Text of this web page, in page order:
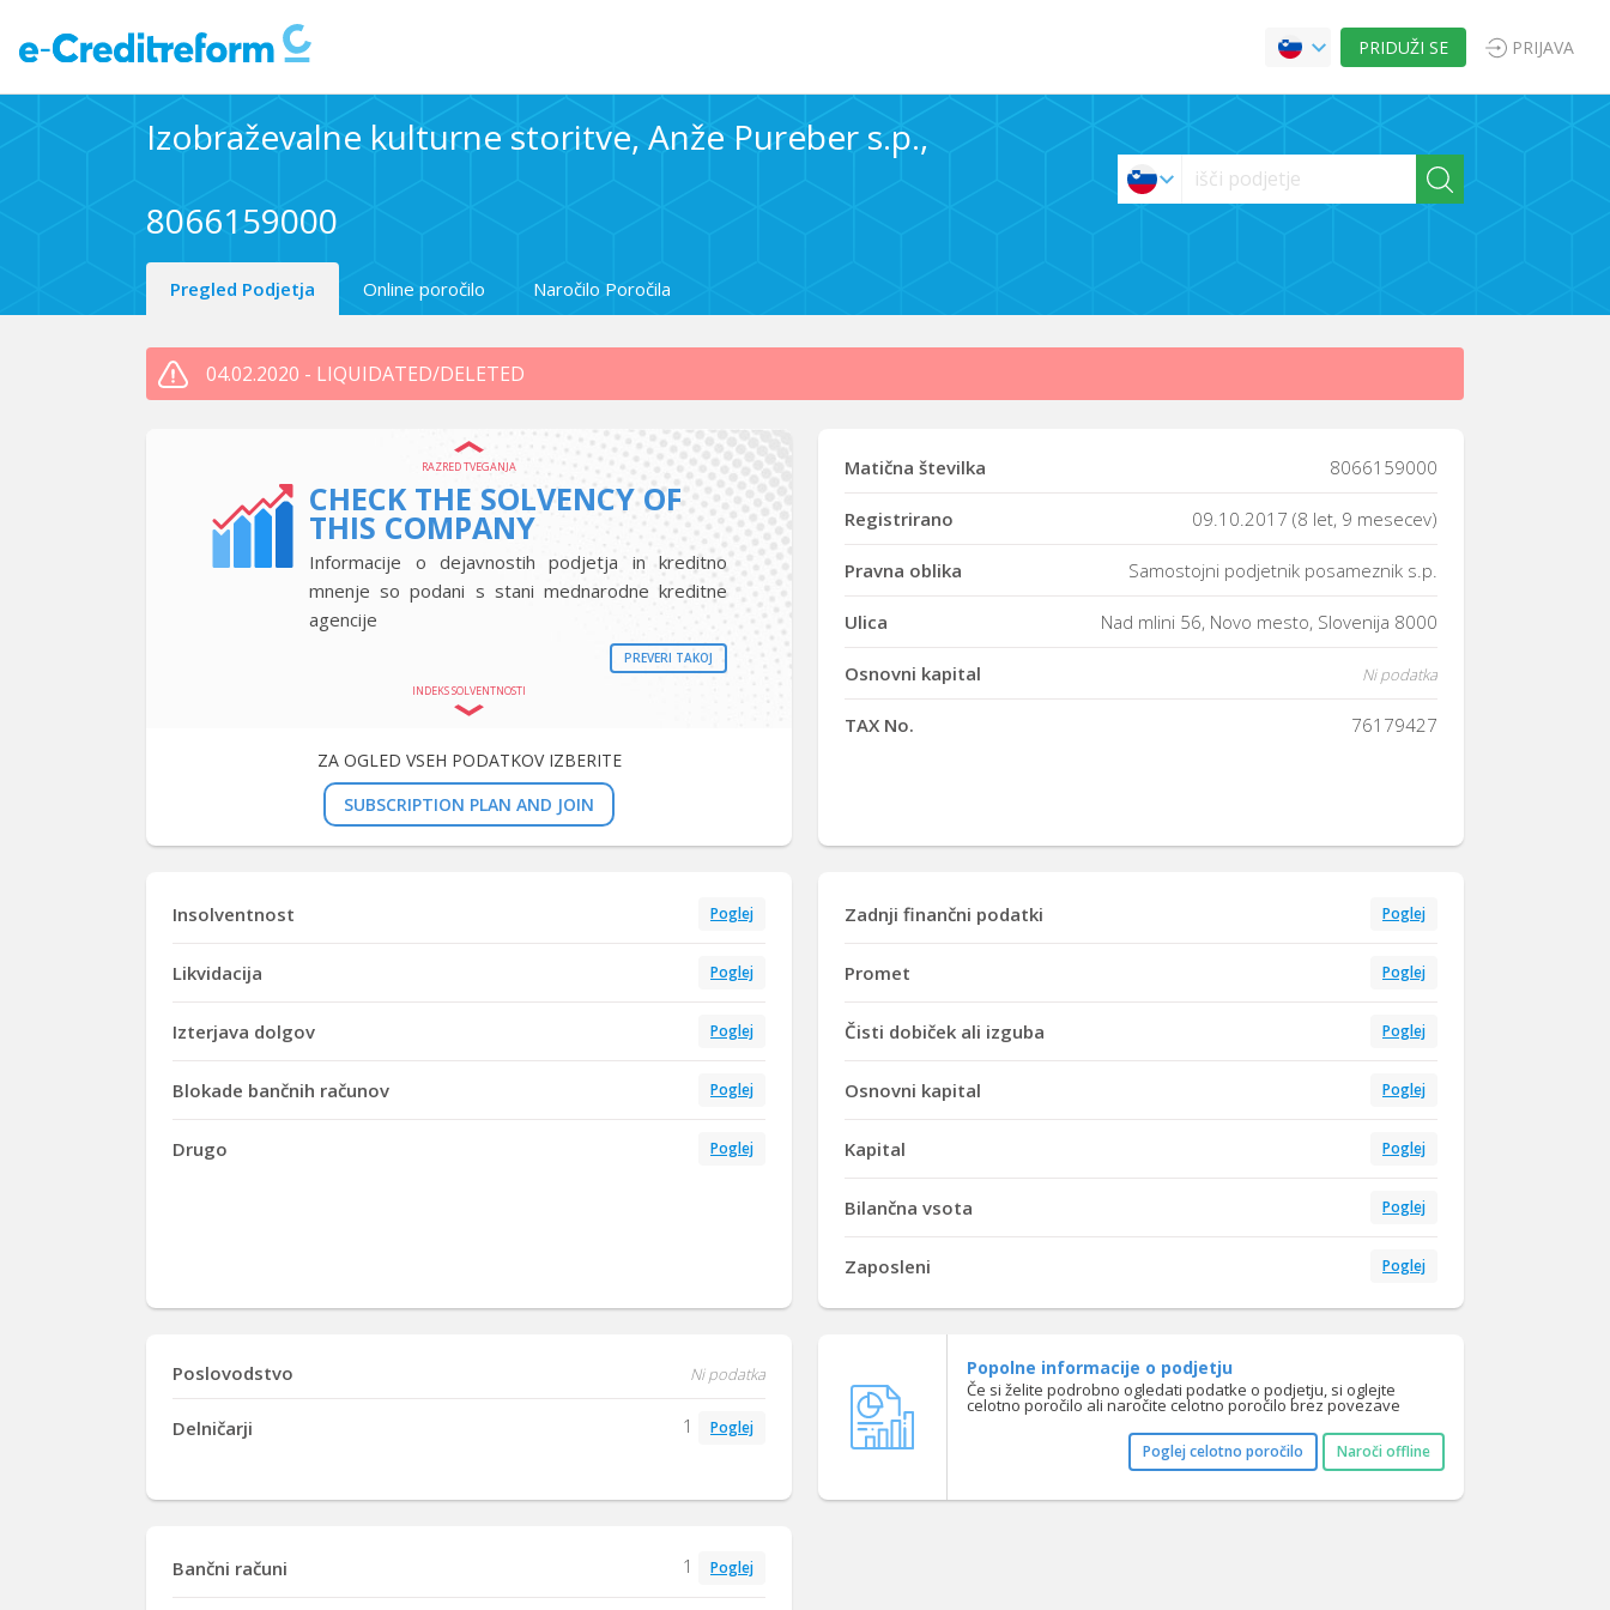
PRIDUŽI SE PRIJAVA
Izobraževalne kulturne storitve, Anže Pureber s.p.,
8066159000
Pregled Podjetja Online poročilo Naročilo Poročila
04.02.2020 - LIQUIDATED/DELETED
RAZRED TVEGANJA
CHECK THE SOLVENCY OF
THIS COMPANY
Informacije o dejavnostih podjetja in kreditno
mnenje so podani s stani mednarodne kreditne
agencije
PREVERI TAKOJ
INDEKS SOLVENTNOSTI
ZA OGLED VSEH PODATKOV IZBERITE
SUBSCRIPTION PLAN AND JOIN
Matična številka 8066159000
Registrirano 09.10.2017 (8 let, 9 mesecev)
Pravna oblika Samostojni podjetnik posameznik s.p.
Ulica Nad mlini 56, Novo mesto, Slovenija 8000
Osnovni kapital Ni podatka
TAX No. 76179427
Insolventnost Poglej
Likvidacija Poglej
Izterjava dolgov Poglej
Blokade bančnih računov Poglej
Drugo Poglej
Zadnji finančni podatki Poglej
Promet Poglej
Čisti dobiček ali izguba Poglej
Osnovni kapital Poglej
Kapital Poglej
Bilančna vsota Poglej
Zaposleni Poglej
Poslovodstvo Ni podatka
Delničarji 1 Poglej
Popolne informacije o podjetju
Če si želite podrobno ogledati podatke o podjetju, si oglejte
celotno poročilo ali naročite celotno poročilo brez povezave
Poglej celotno poročilo Naroči offline
Bančni računi 1 Poglej